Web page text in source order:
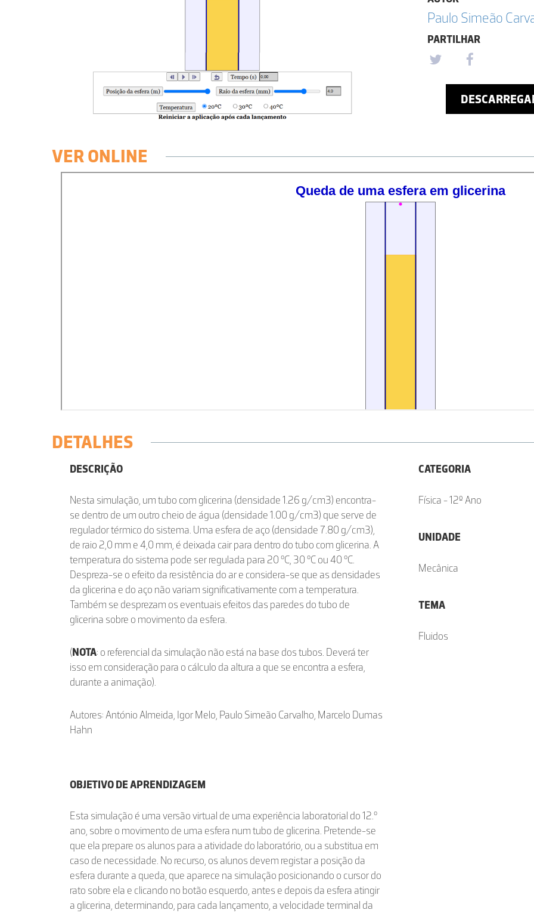
Paulo Simeão
PARTILHAR
VER ONLINE
DETALHES
DESCRIÇÃO
Nesta simulação, um tubo com glicerina (densidade 1.26 g/cm3) encontra-
se dentro de um outro cheio de água (densidade 1.00 g/cm3) que serve de
regulador térmico do sistema. Uma esfera de aço (densidade 7.80 g/cm3),
de raio 2,0 mm e 4,0 mm, é deixada cair para dentro do tubo com glicerina. A
temperatura do sistema pode ser regulada para 20 °C, 30 °C ou 40 °C.
Despreza-se o efeito da resistência do ar e considera-se que as densidades
da glicerina e do aço não variam significativamente com a temperatura.
Também se desprezam os eventuais efeitos das paredes do tubo de
glicerina sobre o movimento da esfera.
(NOTA: o referencial da simulação não está na base dos tubos. Deverá ter
isso em consideração para o cálculo da altura a que se encontra a esfera,
durante a animação).
Autores: António Almeida, Igor Melo, Paulo Simeão Carvalho, Marcelo Dumas
Hahn
OBJETIVO DE APRENDIZAGEM
Esta simulação é uma versão virtual de uma experiência laboratorial do 12.°
ano, sobre o movimento de uma esfera num tubo de glicerina. Pretende-se
que ela prepare os alunos para a atividade do laboratório, ou a substitua em
caso de necessidade. No recurso, os alunos devem registar a posição da
esfera durante a queda, que aparece na simulação posicionando o cursor do
rato sobre ela e clicando no botão esquerdo, antes e depois da esfera atingir
a glicerina, determinando, para cada lançamento, a velocidade terminal da
CATEGORIA
Física - 12º Ano
UNIDADE
Mecânica
TEMA
Fluidos